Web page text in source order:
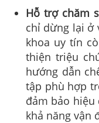
Hỗ trợ chăm
chỉ dừng lại ở
khoa uy tín
thiện triệu
hướng dẫn
tập phù hợp
đảm bảo hiệu
khả năng vận